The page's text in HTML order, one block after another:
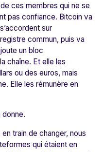
ces membres qui ne se
pas confiance. Bitcoin va
sur
commun, puis va
un bloc
chaîne. Et elle les
ou des euros, mais
Elle les rémunère en
train de changer, nous
qui étaient en